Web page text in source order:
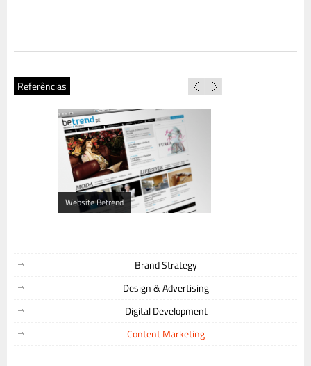
Referências
Website Betrend
Brand Strategy
Design & Advertising
Digital Development
Content Marketing